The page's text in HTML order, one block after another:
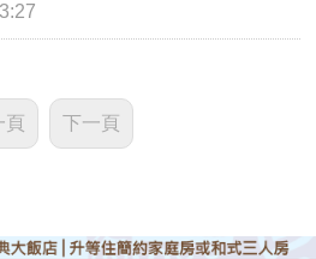
頁 下一頁